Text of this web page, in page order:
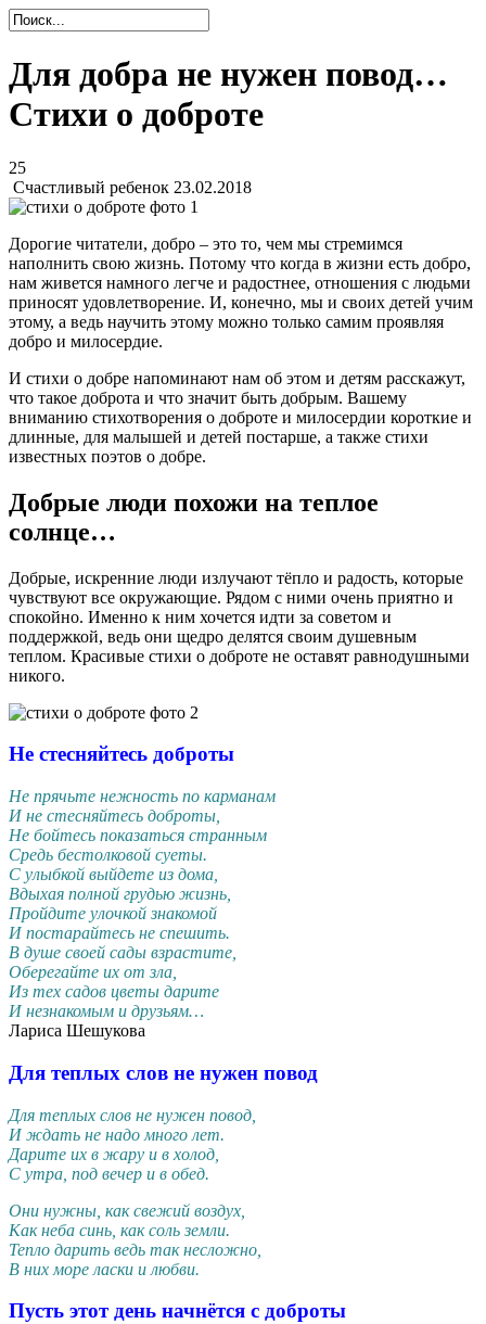
Для добра не нужен повод…
Стихи о доброте
25
Счастливый ребенок 23.02.2018
Дорогие читатели, добро – это то, чем мы стремимся
наполнить свою жизнь. Потому что когда в жизни есть добро,
нам живется намного легче и радостнее, отношения с людьми
приносят удовлетворение. И, конечно, мы и своих детей учим
этому, а ведь научить этому можно только самим проявляя
добро и милосердие.
И стихи о добре напоминают нам об этом и детям расскажут,
что такое доброта и что значит быть добрым. Вашему
вниманию стихотворения о доброте и милосердии короткие и
длинные, для малышей и детей постарше, а также стихи
известных поэтов о добре.
Добрые люди похожи на теплое
солнце…
Добрые, искренние люди излучают тёпло и радость, которые
чувствуют все окружающие. Рядом с ними очень приятно и
спокойно. Именно к ним хочется идти за советом и
поддержкой, ведь они щедро делятся своим душевным
теплом. Красивые стихи о доброте не оставят равнодушными
никого.
Не стесняйтесь доброты
Не прячьте нежность по карманам
И не стесняйтесь доброты,
Не бойтесь показаться странным
Средь бестолковой суеты.
С улыбкой выйдете из дома,
Вдыхая полной грудью жизнь,
Пройдите улочкой знакомой
И постарайтесь не спешить.
В душе своей сады взрастите,
Оберегайте их от зла,
Из тех садов цветы дарите
И незнакомым и друзьям…
Лариса Шешукова
Для теплых слов не нужен повод
Для теплых слов не нужен повод,
И ждать не надо много лет.
Дарите их в жару и в холод,
С утра, под вечер и в обед.
Они нужны, как свежий воздух,
Как неба синь, как соль земли.
Тепло дарить ведь так несложно,
В них море ласки и любви.
Пусть этот день начнётся с доброты